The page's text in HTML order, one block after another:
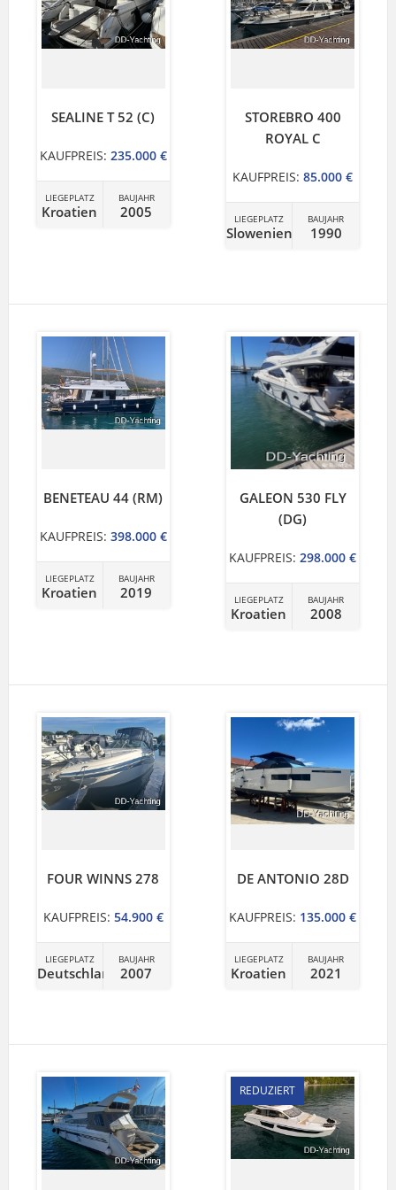
SEALINE T 52 (C)
KAUFPREIS: 235.000 €
LIEGEPLATZ
Kroatien
BAUJAHR
2005
STOREBRO 400
ROYAL C
KAUFPREIS: 85.000 €
LIEGEPLATZ
Slowenien
BAUJAHR
1990
BENETEAU 44 (RM)
KAUFPREIS: 398.000 €
LIEGEPLATZ
Kroatien
BAUJAHR
2019
GALEON 530 FLY
(DG)
KAUFPREIS: 298.000 €
LIEGEPLATZ
Kroatien
BAUJAHR
2008
FOUR WINNS 278
KAUFPREIS: 54.900 €
LIEGEPLATZ
Deutschland
BAUJAHR
2007
DE ANTONIO 28D
KAUFPREIS: 135.000 €
LIEGEPLATZ
Kroatien
BAUJAHR
2021
REDUZIERT